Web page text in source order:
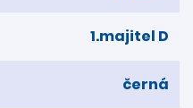
1.majitel D
černá